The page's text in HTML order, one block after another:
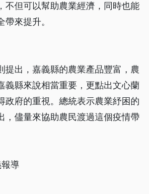
不但可以幫助農業經濟，同時也能
來提升。
提出，嘉義縣的農業產品豐富，農
義縣來說相當重要，更點出文心蘭
政府的重視。總統表示農業紓困的
，儘量來協助農民渡過這個疫情帶
導